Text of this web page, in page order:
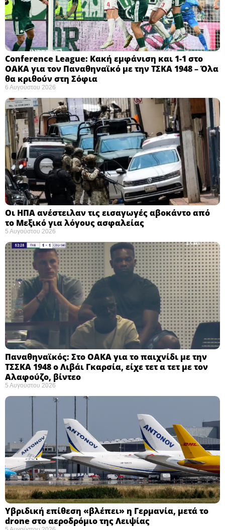
Conference League: Κακή εμφάνιση και 1-1 στο
ΟΑΚΑ για τον Παναθηναϊκό με την ΤΣΚΑ 1948 – Όλα
θα κριθούν στη Σόφια ​
6 Αυγούστου 2026
Οι ΗΠΑ ανέστειλαν τις εισαγωγές αβοκάντο από
το Μεξικό για λόγους ασφαλείας
5 Αυγούστου 2026
Παναθηναϊκός: Στο ΟΑΚΑ για το παιχνίδι με την
ΤΣΣΚΑ 1948 ο Λιβάι Γκαρσία, είχε τετ α τετ με τον
Αλαφούζο, βίντεο
5 Αυγούστου 2026
Υβριδική επίθεση «βλέπει» η Γερμανία, μετά το
drone στο αεροδρόμιο της Λειψίας